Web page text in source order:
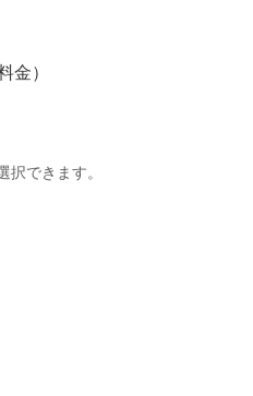
金）
択できます。